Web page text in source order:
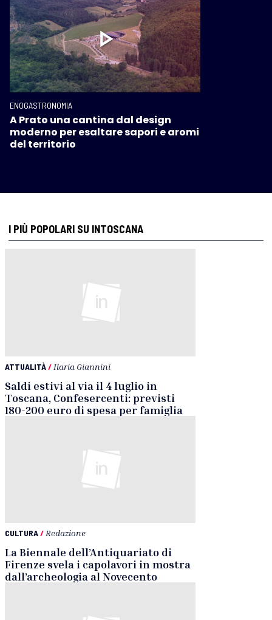
ENOGASTRONOMIA
A Prato una cantina dal design
moderno per esaltare sapori e aromi
del territorio
I PIÙ POPOLARI SU INTOSCANA
ATTUALITÀ/ Ilaria Giannini
Saldi estivi al via il 4 luglio in
Toscana, Confesercenti: previsti
180-200 euro di spesa per famiglia
CULTURA/ Redazione
La Biennale dell’Antiquariato di
Firenze svela i capolavori in mostra
dall’archeologia al Novecento